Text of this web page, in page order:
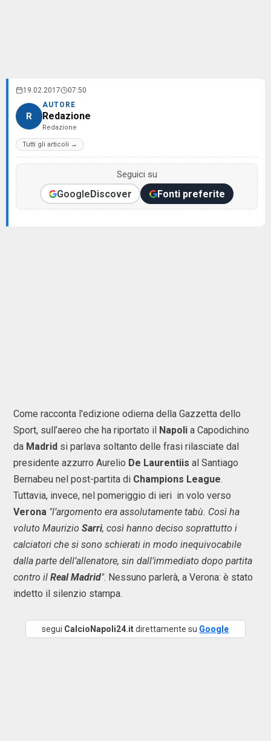
19.02.2017 07:50
R
AUTORE
Redazione
Redazione
Tutti gli articoli →
Seguici su
GoogleDiscover Fonti preferite
Come racconta l'edizione odierna della Gazzetta dello
Sport, sull’aereo che ha riportato il Napoli a Capodichino
da Madrid si parlava soltanto delle frasi rilasciate dal
presidente azzurro Aurelio De Laurentiis al Santiago
Bernabeu nel post-partita di Champions League.
Tuttavia, invece, nel pomeriggio di ieri in volo verso
Verona "l’argomento era assolutamente tabù. Così ha
voluto Maurizio Sarri, così hanno deciso soprattutto i
calciatori che si sono schierati in modo inequivocabile
dalla parte dell’allenatore, sin dall’immediato dopo partita
contro il Real Madrid". Nessuno parlerà, a Verona: è stato
indetto il silenzio stampa.
segui CalcioNapoli24.itdirettamente su Google